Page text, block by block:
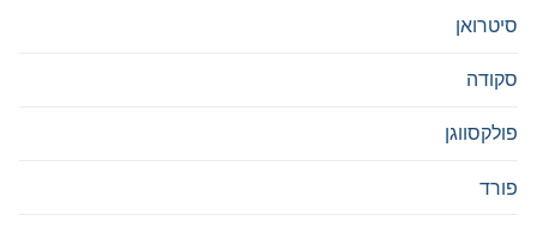
סיטרואן
סקודה
פולקסווגן
פורד